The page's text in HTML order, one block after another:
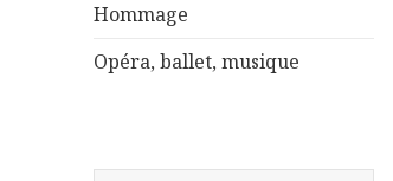
Hommage
Opéra, ballet, musique